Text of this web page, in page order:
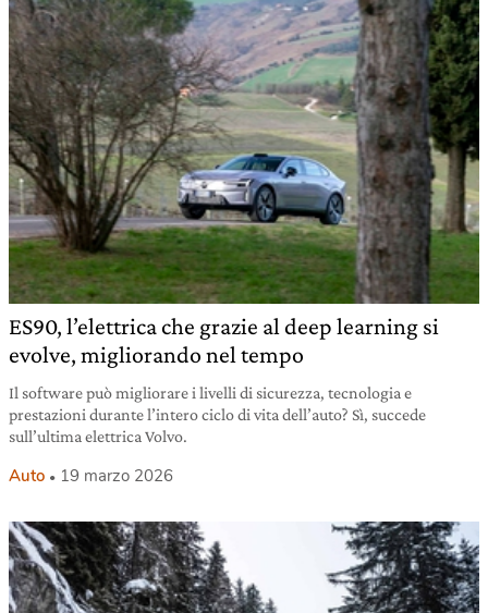
ES90, l’elettrica che grazie al deep learning si
evolve, migliorando nel tempo
Il software può migliorare i livelli di sicurezza, tecnologia e
prestazioni durante l’intero ciclo di vita dell’auto? Sì, succede
sull’ultima elettrica Volvo.
Auto 19 marzo 2026